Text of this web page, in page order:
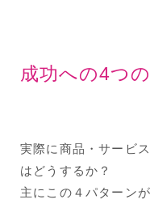
成功への4つ
実際に商品・サービ
はどうするか？
主にこの４パターン